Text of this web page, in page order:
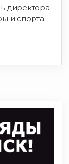
директора
и спорта